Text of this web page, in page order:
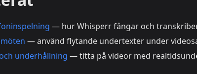
— hur Whisperr fångar och
— använd flytande undertexter under
underhållning — titta på videor med